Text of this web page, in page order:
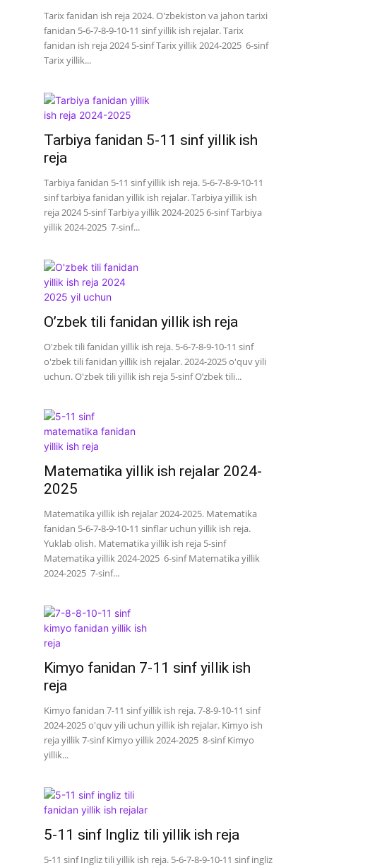
Tarix fanidan ish reja 2024. O'zbekiston va jahon tarixi
fanidan 5-6-7-8-9-10-11 sinf yillik ish rejalar. Tarix
fanidan ish reja 2024 5-sinf Tarix yillik 2024-2025 6-sinf
Tarix yillik...
Tarbiya fanidan 5-11 sinf yillik ish
reja
Tarbiya fanidan 5-11 sinf yillik ish reja. 5-6-7-8-9-10-11
sinf tarbiya fanidan yillik ish rejalar. Tarbiya yillik ish
reja 2024 5-sinf Tarbiya yillik 2024-2025 6-sinf Tarbiya
yillik 2024-2025 7-sinf...
O’zbek tili fanidan yillik ish reja
O'zbek tili fanidan yillik ish reja. 5-6-7-8-9-10-11 sinf
o'zbek tili fanidan yillik ish rejalar. 2024-2025 o'quv yili
uchun. O'zbek tili yillik ish reja 5-sinf O’zbek tili...
Matematika yillik ish rejalar 2024-
2025
Matematika yillik ish rejalar 2024-2025. Matematika
fanidan 5-6-7-8-9-10-11 sinflar uchun yillik ish reja.
Yuklab olish. Matematika yillik ish reja 5-sinf
Matematika yillik 2024-2025 6-sinf Matematika yillik
2024-2025 7-sinf...
Kimyo fanidan 7-11 sinf yillik ish
reja
Kimyo fanidan 7-11 sinf yillik ish reja. 7-8-9-10-11 sinf
2024-2025 o'quv yili uchun yillik ish rejalar. Kimyo ish
reja yillik 7-sinf Kimyo yillik 2024-2025 8-sinf Kimyo
yillik...
5-11 sinf Ingliz tili yillik ish reja
5-11 sinf Ingliz tili yillik ish reja. 5-6-7-8-9-10-11 sinf ingliz